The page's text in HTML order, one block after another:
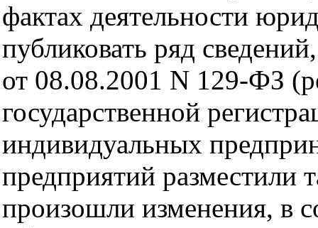
фактах деятельности
публиковать ряд
от 08.08.2001 N 129-ФЗ
государственной
индивидуальных
предприятий разместили
произошли изменения, в